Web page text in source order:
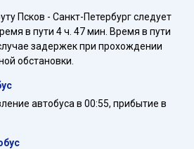
Псков - Санкт-Петербург следует
в пути 4 ч. 47 мин. Время в пути
задержек при прохождении
обстановки.
автобуса в 00:55, прибытие в